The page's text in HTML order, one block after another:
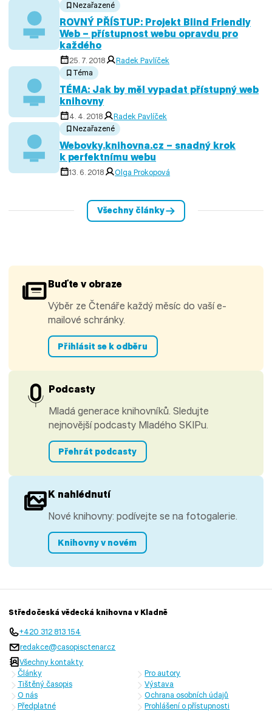
Nezařazené
ROVNÝ PŘÍSTUP: Projekt Blind Friendly
Web – přístupnost webu opravdu pro
každého
25. 7. 2018
Radek Pavlíček
Téma
TÉMA: Jak by měl vypadat přístupný web
knihovny
4. 4. 2018
Radek Pavlíček
Nezařazené
Webovky.knihovna.cz – snadný krok
k perfektnímu webu
13. 6. 2018 Olga Prokopová
Všechny články
Buďte v obraze
Výběr ze Čtenáře každý měsíc do vaší e-
mailové schránky.
Přihlásit se k odběru
Podcasty
Mladá generace knihovníků. Sledujte
nejnovější podcasty Mladého SKIPu.
Přehrát podcasty
K nahlédnutí
Nové knihovny: podívejte se na fotogalerie.
Knihovny v novém
Středočeská vědecká knihovna v Kladně
+420 312 813 154
redakce@casopisctenar.cz
Všechny kontakty
Články
Tištěný časopis
O nás
Předplatné
Pro autory
Výstava
Ochrana osobních údajů
Prohlášení o přístupnosti